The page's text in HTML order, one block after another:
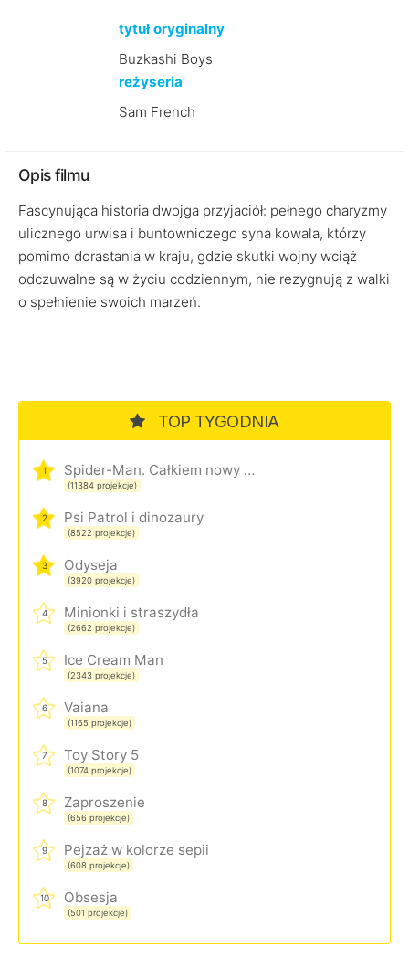
tytuł oryginalny
Buzkashi Boys
reżyseria
Sam French
Opis filmu
Fascynująca historia dwojga przyjaciół: pełnego charyzmy
ulicznego urwisa i buntowniczego syna kowala, którzy
pomimo dorastania w kraju, gdzie skutki wojny wciąż
odczuwalne są w życiu codziennym, nie rezygnują z walki
o spełnienie swoich marzeń.
TOP TYGODNIA
1 Spider-Man. Całkiem nowy dzień
(11384 projekcje)
2 Psi Patrol i dinozaury
(8522 projekcje)
3 Odyseja
(3920 projekcje)
4 Minionki i straszydła
(2662 projekcje)
5 Ice Cream Man
(2343 projekcje)
6 Vaiana
(1165 projekcje)
7 Toy Story 5
(1074 projekcje)
8 Zaproszenie
(656 projekcje)
9 Pejzaż w kolorze sepii
(608 projekcje)
10 Obsesja
(501 projekcje)